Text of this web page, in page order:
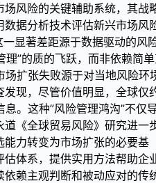
风险的关键辅助系统，其战
据分析技术评估新兴市场风
显著差距源于数据驱动的风
理”的质的飞跃，而非依赖简
扩张失败源于对当地风险环
现，尽管价值明显，全球仅
。这种”风险管理鸿沟”不仅
《全球贸易风险》研究进一
力转变为市场扩张的必要基
体系，提供实用方法帮助企
赖主观判断和被动应对的传